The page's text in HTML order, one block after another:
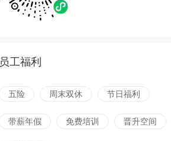
员工福利
五险 周末双休 节日福利
带薪年假 免费培训 晋升空间